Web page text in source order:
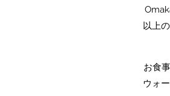
以上
お食
ウォ